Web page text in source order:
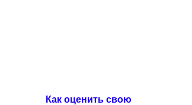
Как оценить свою